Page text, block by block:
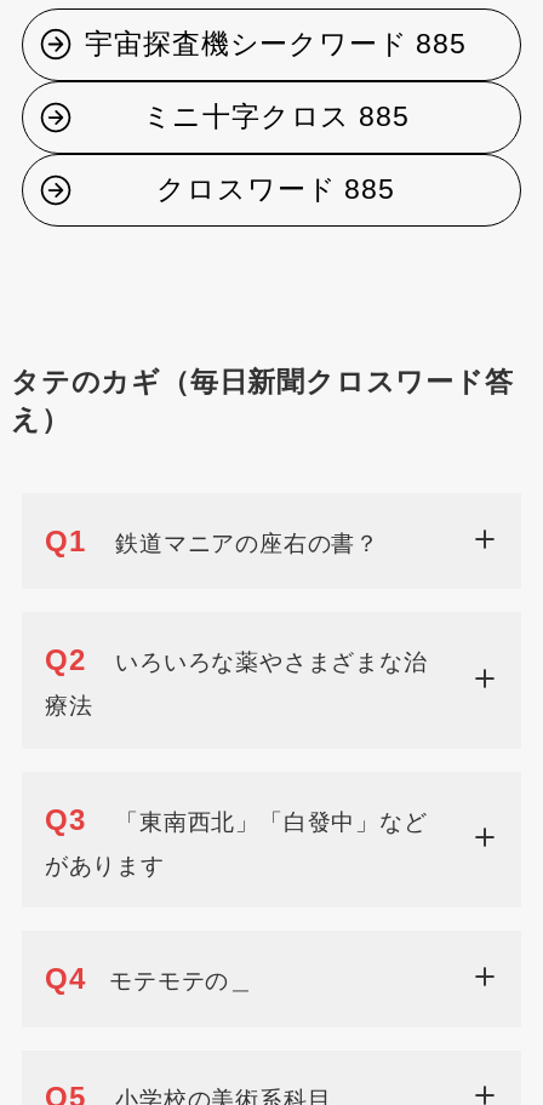
宇宙探査機シークワード 885
ミニ十字クロス 885
クロスワード 885
タテのカギ（毎日新聞クロスワード答
え）
Q1 鉄道マニアの座右の書？
Q2
いろいろな薬やさまざまな治
療法
Q3
「東南西北」「白發中」など
があります
Q4モテモテの＿
Q5